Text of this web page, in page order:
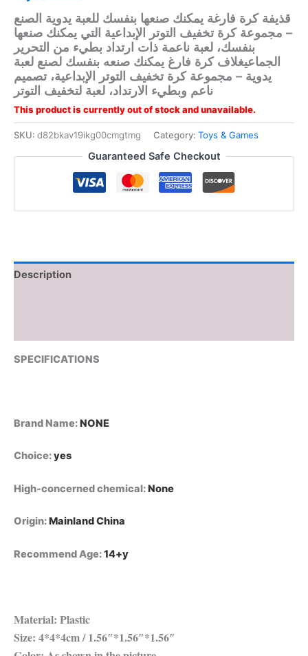
قذيفة كرة فارغة يمكنك صنعها بنفسك للعبة يدوية الصنع
– مجموعة كرة تخفيف التوتر الإبداعية التي يمكنك صنعها
بنفسك، لعبة ناعمة ذات ارتداد بطيء من التحرير
الجماعيغلاف كرة فارغ يمكنك صنعه بنفسك لصنع لعبة
يدوية – مجموعة كرة تخفيف التوتر الإبداعية، تصميم
ناعم وبطيء الارتداد، لعبة لتخفيف التوتر
This product is currently out of stock and unavailable.
SKU: d82bkav19ikg00cmgtmg Category: Toys & Games
Guaranteed Safe Checkout
Description
SPECIFICATIONS
Brand Name:NONE
Choice:yes
High-concerned chemical:None
Origin:Mainland China
Recommend Age:14+y
Material: Plastic
Size: 4*4*4cm / 1.56″*1.56″*1.56″